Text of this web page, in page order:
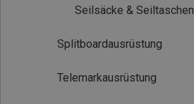
Seilsäcke & Seiltaschen
Splitboardausrüstung
Telemarkausrüstung